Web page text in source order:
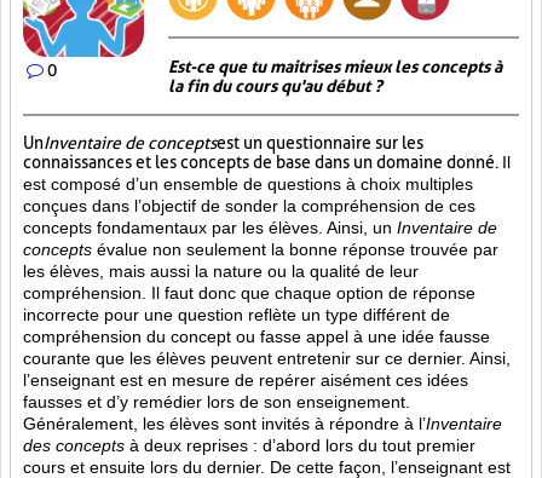
0
Est-ce que tu maitrises mieux les concepts à
la fin du cours qu'au début ?
UnInventaire de conceptsest un questionnaire sur les
connaissances et les concepts de base dans un domaine donné. Il
est composé d’un ensemble de questions à choix multiples
conçues dans l’objectif de sonder la compréhension de ces
concepts fondamentaux par les élèves. Ainsi, un Inventaire de
concepts évalue non seulement la bonne réponse trouvée par
les élèves, mais aussi la nature ou la qualité de leur
compréhension. Il faut donc que chaque option de réponse
incorrecte pour une question reflète un type différent de
compréhension du concept ou fasse appel à une idée fausse
courante que les élèves peuvent entretenir sur ce dernier. Ainsi,
l’enseignant est en mesure de repérer aisément ces idées
fausses et d’y remédier lors de son enseignement.
Généralement, les élèves sont invités à répondre à l’Inventaire
des concepts à deux reprises : d’abord lors du tout premier
cours et ensuite lors du dernier. De cette façon, l’enseignant est